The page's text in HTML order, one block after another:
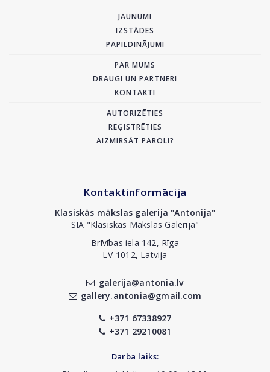
JAUNUMI
IZSTĀDES
PAPILDINĀJUMI
PAR MUMS
DRAUGI UN PARTNERI
KONTAKTI
AUTORIZĒTIES
REĢISTRĒTIES
AIZMIRSĀT PAROLI?
Kontaktinformācija
Klasiskās mākslas galerija "Antonija"
SIA "Klasiskās Mākslas Galerija"
Brīvības iela 142, Rīga
LV-1012, Latvija
galerija@antonia.lv
gallery.antonia@gmail.com
+371 67338927
+371 29210081
Darba laiks: